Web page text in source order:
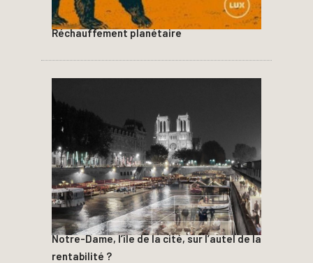
Réchauffement planétaire
Notre-Dame, l’île de la cité, sur l’autel de la
rentabilité ?